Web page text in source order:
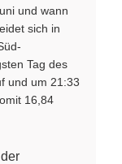
und wann
sich in
Tag des
und um 21:33
16,84